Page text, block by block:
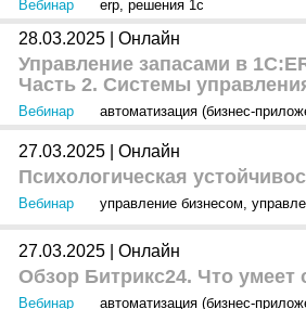
Вебинар erp, решения 1с
28.03.2025 | Онлайн
Управление запасами в
Часть 2. Системы
Вебинар автоматизация (бизнес-
27.03.2025 | Онлайн
Психологическая
Вебинар управление бизнесом,
27.03.2025 | Онлайн
Обзор Битрикс24. Что умеет
Вебинар автоматизация (бизнес-